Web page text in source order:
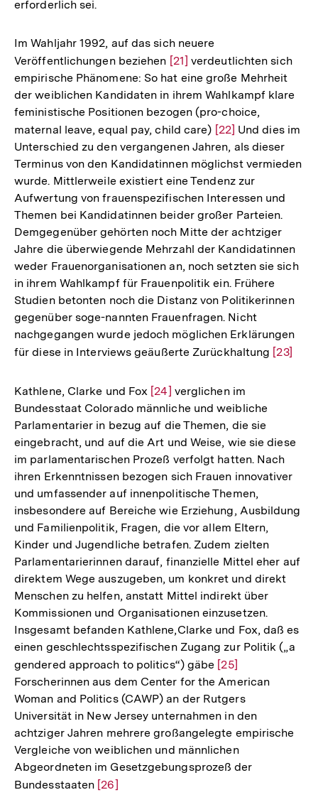
erforderlich sei.
Im Wahljahr 1992, auf das sich neuere
Veröffentlichungen beziehen Zur
Auflösung
der
Fußnote
[21] verdeutlichten sich
empirische Phänomene: So hat eine große Mehrheit
der weiblichen Kandidaten in ihrem Wahlkampf klare
feministische Positionen bezogen (pro-choice,
maternal leave, equal pay, child care) Zur
Auflösung
der
Fußnote
[22] Und dies im
Unterschied zu den vergangenen Jahren, als dieser
Terminus von den Kandidatinnen möglichst vermieden
wurde. Mittlerweile existiert eine Tendenz zur
Aufwertung von frauenspezifischen Interessen und
Themen bei Kandidatinnen beider großer Parteien.
Demgegenüber gehörten noch Mitte der achtziger
Jahre die überwiegende Mehrzahl der Kandidatinnen
weder Frauenorganisationen an, noch setzten sie sich
in ihrem Wahlkampf für Frauenpolitik ein. Frühere
Studien betonten noch die Distanz von Politikerinnen
gegenüber soge-nannten Frauenfragen. Nicht
nachgegangen wurde jedoch möglichen Erklärungen
für diese in Interviews geäußerte Zurückhaltung Zur
[23]
Kathlene, Clarke und Fox Zur
Auflösung
der
Fußnote
[24] verglichen im
Bundesstaat Colorado männliche und weibliche
Parlamentarier in bezug auf die Themen, die sie
eingebracht, und auf die Art und Weise, wie sie diese
im parlamentarischen Prozeß verfolgt hatten. Nach
ihren Erkenntnissen bezogen sich Frauen innovativer
und umfassender auf innenpolitische Themen,
insbesondere auf Bereiche wie Erziehung, Ausbildung
und Familienpolitik, Fragen, die vor allem Eltern,
Kinder und Jugendliche betrafen. Zudem zielten
Parlamentarierinnen darauf, finanzielle Mittel eher auf
direktem Wege auszugeben, um konkret und direkt
Menschen zu helfen, anstatt Mittel indirekt über
Kommissionen und Organisationen einzusetzen.
Insgesamt befanden Kathlene,Clarke und Fox, daß es
einen geschlechtsspezifischen Zugang zur Politik („a
gendered approach to politics“) gäbe Zur
Auflösung
der
Fußnote
[25]
Forscherinnen aus dem Center for the American
Woman and Politics (CAWP) an der Rutgers
Universität in New Jersey unternahmen in den
achtziger Jahren mehrere großangelegte empirische
Vergleiche von weiblichen und männlichen
Abgeordneten im Gesetzgebungsprozeß der
Bundesstaaten Zur
[26]